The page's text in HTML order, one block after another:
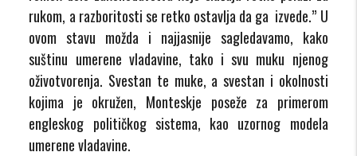
rukom, a razboritosti se retko ostavlja da ga izvede.” U
ovom stavu možda i najjasnije sagledavamo, kako
suštinu umerene vladavine, tako i svu muku njenog
oživotvorenja. Svestan te muke, a svestan i okolnosti
kojima je okružen, Monteskje poseže za primerom
engleskog političkog sistema, kao uzornog modela
umerene vladavine.